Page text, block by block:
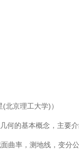
(北京理工大学)）
何的基本概念，主要
曲率，测地线，变分公